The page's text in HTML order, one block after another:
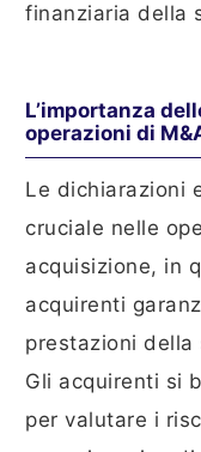
finanziaria della
L’importanza
operazioni di
Le dichiarazioni
cruciale nelle
acquisizione, in
acquirenti
prestazioni
Gli acquirenti si
per valutare i